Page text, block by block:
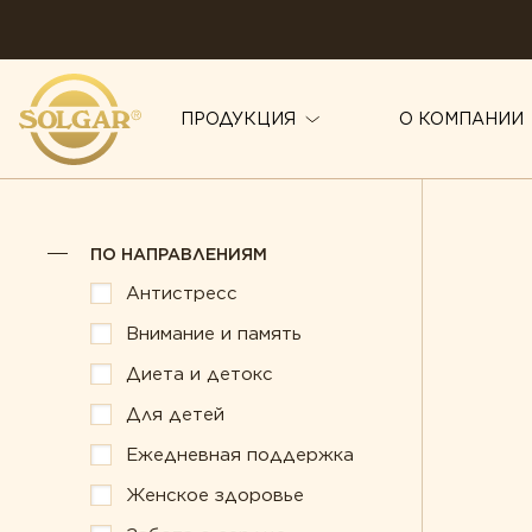
ПРОДУКЦИЯ
Внимание и память
Диета и детокс
Для детей
Ежедневная поддержка
Женское здоровье
Поддержка
О КОМПАНИИ
ПО НАПРАВЛЕНИЯМ
Антистресс
Внимание и память
Диета и детокс
Для детей
Ежедневная поддержка
Женское здоровье